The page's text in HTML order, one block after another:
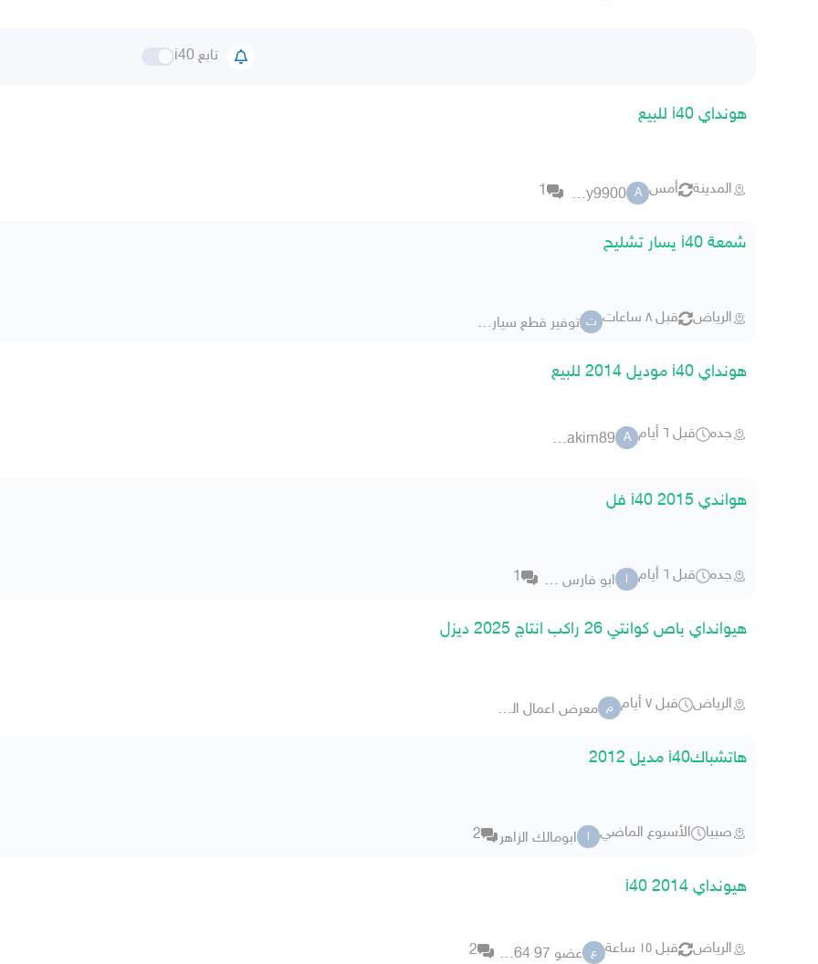
تابع i40
هونداي i40 للبيع
المدينة أمس A
abady9900
1
شمعة i40 يسار تشليح
الرياض قبل ٨ ساعات ت توفير قطع سيارات هونداي
هونداي i40 موديل 2014 للبيع
جده قبل ٦ أيام A
ahmedhakim89
هواندي i40 2015 فل
جده قبل ٦ أيام ا ابو فارس 2018a 1
هيوانداي باص كوانتي 26 راكب انتاج 2025 ديزل
الرياض قبل ٧ أيام م معرض اعمال المسار للسيارات2
هاتشباكi40 مديل 2012
صبيا الأسبوع الماضي ا ابومالك الزاهر 2
هيونداي 2014 i40
الرياض قبل ١٥ ساعة ع عضو 97 91264 2